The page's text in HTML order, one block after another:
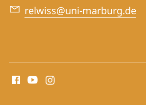
relwiss@uni-marburg.de
Media